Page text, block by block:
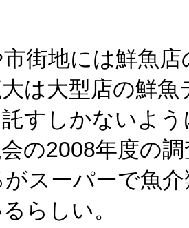
市街地には鮮魚
は大型店の鮮
すしかないよ
の2008年度の
スーパーで魚
らしい。